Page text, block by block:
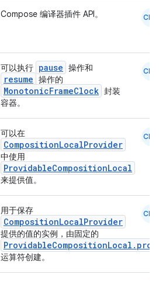
Compose 编译器插件 API。 CMN
可以执行 pause 操作和
resume 操作的
MonotonicFrameClock 封装
容器。
CMN
可以在
CompositionLocalProvider
中使用
ProvidableCompositionLocal
来提供值。
CMN
用于保存
CompositionLocalProvider
提供的值的实例，由固定的
运算符创建。
CMN